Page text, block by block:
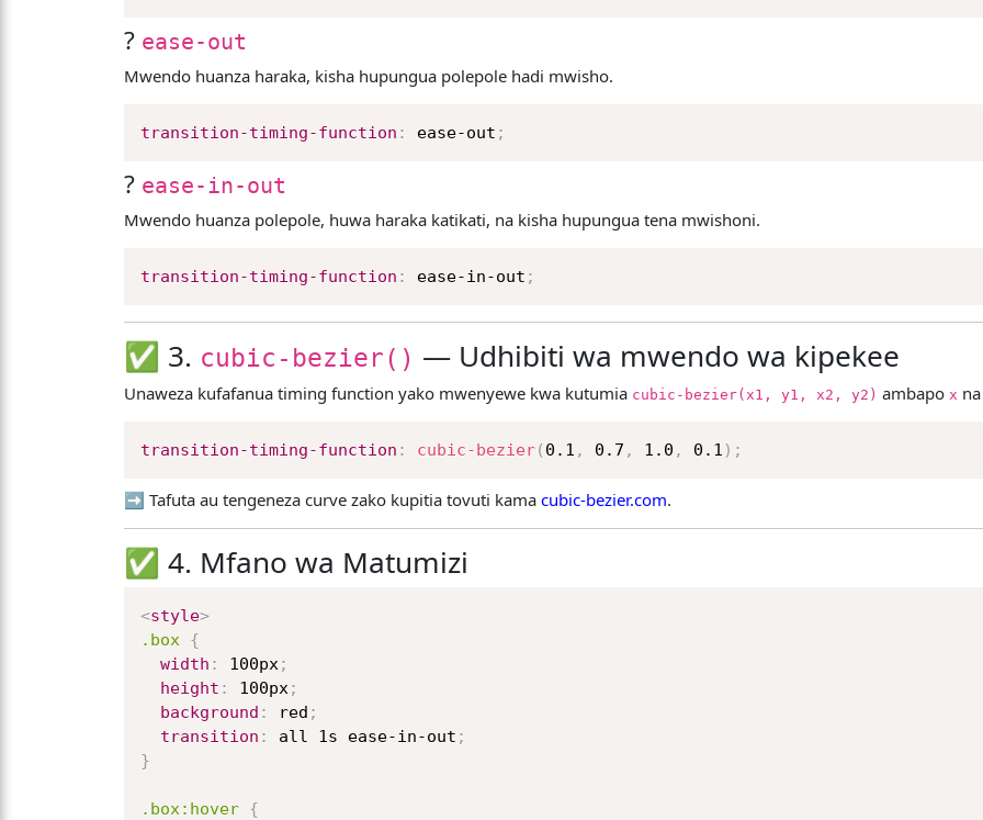
? ease-out
Mwendo huanza haraka, kisha hupungua polepole hadi mwisho.
transition-timing-function : ease-out ;
? ease-in-out
Mwendo huanza polepole, huwa haraka katikati, na kisha hupungua tena mwishoni.
transition-timing-function : ease-in-out ;
✅ 3. cubic-bezier() — Udhibiti wa mwendo wa kipekee
Unaweza kufafanua timing function yako mwenyewe kwa kutumia cubic-bezier(x1, y1, x2, y2) ambapox
transition-timing-function : cubic-bezier( 0.1 , 0.7 , 1.0 , 0.1 ) ;
➡️ Tafuta au tengeneza curve zako kupitia tovuti kamacubic-bezier.com.
✅ 4. Mfano wa Matumizi
<style>
.box {
width : 100px;
height : 100px;
background : red ;
transition : all 1s ease-in-out ;
}
.box:hover {